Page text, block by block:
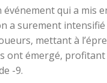
événement qui a mis
a surement
mettant à
ont émergé,
-9.